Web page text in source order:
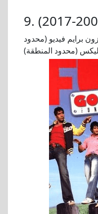
برايم فيديو (محدود
(محدود المنطقة)